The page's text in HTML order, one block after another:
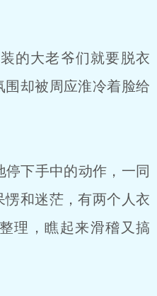
的大老爷们就要脱衣
围却被周应淮冷着脸给
下手中的动作，一同
和迷茫，有两个人衣
理，瞧起来滑稽又搞